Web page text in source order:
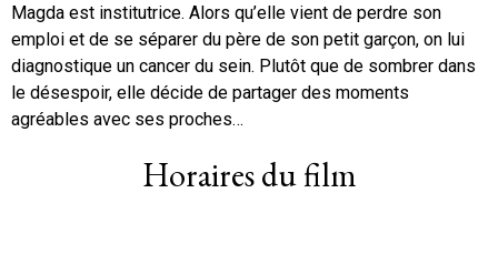
Magda est institutrice. Alors qu’elle vient de perdre son
emploi et de se séparer du père de son petit garçon, on lui
diagnostique un cancer du sein. Plutôt que de sombrer dans
le désespoir, elle décide de partager des moments
agréables avec ses proches…
Horaires du film